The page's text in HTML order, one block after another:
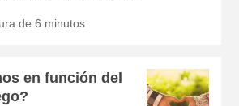
de 6 minutos
en función del